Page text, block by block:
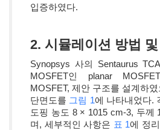
입증하였다.
2. 시뮬레이션 방법
Synopsys 사의 Sentaurus
MOSFET인 planar
MOSFET, 제안 구조를 설계하
단면도를 그림 1에 나타내었다.
도핑 농도 8 × 1015 cm-3, 두께
며, 세부적인 사항은 표 1에 정